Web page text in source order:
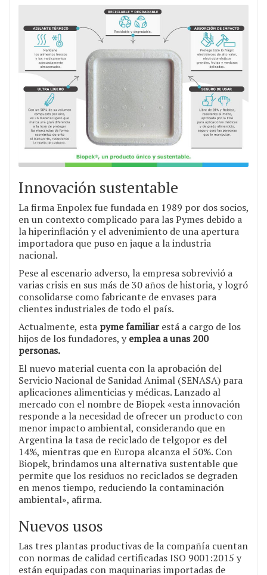
Innovación sustentable
La firma Enpolex fue fundada en 1989 por dos socios,
en un contexto complicado para las Pymes debido a
la hiperinflación y el advenimiento de una apertura
importadora que puso en jaque a la industria
nacional.
Pese al escenario adverso, la empresa sobrevivió a
varias crisis en sus más de 30 años de historia, y logró
consolidarse como fabricante de envases para
clientes industriales de todo el país.
Actualmente, esta pyme familiarestá a cargo de los
hijos de los fundadores, y emplea a unas 200
personas.
El nuevo material cuenta con la aprobación del
Servicio Nacional de Sanidad Animal (SENASA) para
aplicaciones alimenticias y médicas. Lanzado al
mercado con el nombre de Biopek «esta innovación
responde a la necesidad de ofrecer un producto con
menor impacto ambiental, considerando que en
Argentina la tasa de reciclado de telgopor es del
14%, mientras que en Europa alcanza el 50%. Con
Biopek, brindamos una alternativa sustentable que
permite que los residuos no reciclados se degraden
en menos tiempo, reduciendo la contaminación
ambiental», afirma.
Nuevos usos
Las tres plantas productivas de la compañía cuentan
con normas de calidad certificadas ISO 9001:2015 y
están equipadas con maquinarias importadas de